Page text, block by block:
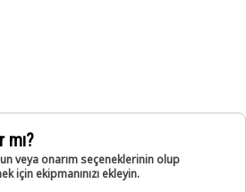
mı?
veya onarım seçeneklerinin olup
için ekipmanınızı ekleyin.